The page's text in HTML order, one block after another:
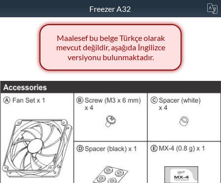
Freezer A32
Maalesef bu belge Türkçe olarak
mevcut değildir, aşağıda İngilizce
versiyonu bulunmaktadır.